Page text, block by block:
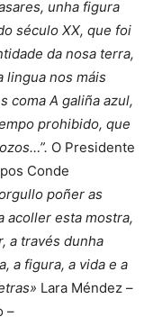
unha figura
século XX, que foi
da nosa terra,
lingua nos máis
coma A galiña azul,
prohibido, que
O Presidente
Conde
poñer as
acoller esta mostra,
a través dunha
a figura, a vida e a
Lara Méndez –
–